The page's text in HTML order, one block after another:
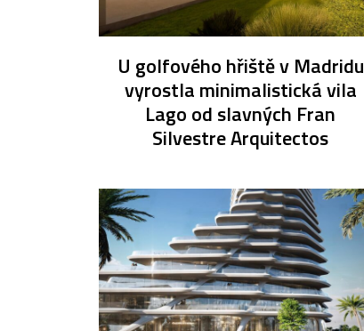
U golfového hřiště v Madridu
vyrostla minimalistická vila
Lago od slavných Fran
Silvestre Arquitectos